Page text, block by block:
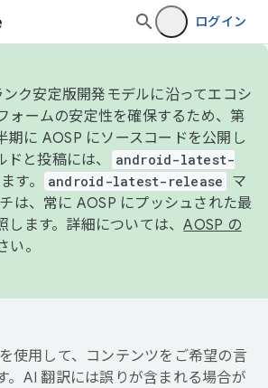
ログイン
ク安定版開発モデルに沿ってエコシ
ォームの安定性を確保するため、第
期に AOSP にソースコードを公開し
ドと投稿には、
android-latest-
す。 android-latest-release
マ
は、常に AOSP にプッシュされた最
します。詳細については、AOSP の
い。
使用して、コンテンツをご希望の言
。AI 翻訳には誤りが含まれる場合が